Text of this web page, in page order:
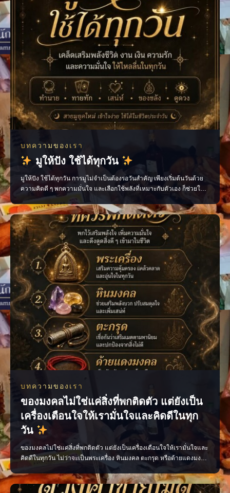
บทความของเรา
มูให้ปัง ใช้ได้ทุกวัน
มูให้ปัง ใช้ได้ทุกวัน การมูไม่จำเป็นต้องรอวันสำคัญ เพียงเริ่มต้นวันด้วย
ความคิดดี ๆ พกความมั่นใจ และเลือกใช้พลังที่เหมาะกับตัวเอง ก็ช่วยให้
ชีวิตประจำวันไหลลื่นขึ้นได้ ไม่ว่าจะเป็นเรื่องงาน การเงิน ความรัก หรือ
โอกาสใหม่ ๆ ทุกอย่างเริ่มต้นได้จาก “พลังใจ” ของเราเอง ติดตามเรื่องราว
สายมูแบบเข้าใจง่าย พร้อ
บทความของเรา
ของมงคลไม่ใช่แค่สิ่งที่พกติดตัว แต่ยังเป็น
เครื่องเตือนใจให้เรามั่นใจและคิดดีในทุก
วัน
ของมงคลไม่ใช่แค่สิ่งที่พกติดตัว แต่ยังเป็นเครื่องเตือนใจให้เรามั่นใจและ
คิดดีในทุกวัน ไม่ว่าจะเป็นพระเครื่อง หินมงคล ตะกรุด หรือด้ายแดงมงคล
เลือกสิ่งที่เหมาะกับตัวเอง พกด้วยความศรัทธา และตั้งใจทำสิ่งดี ๆ แล้ว
พลังใจดี ๆ จะค่อย ๆ ตามมา เพจ ไสยะ ทำนาย ทายทัก เสน่ห์ ของขลัง ดูด
วง #ของมงคล #ของมงคลพกติดตั